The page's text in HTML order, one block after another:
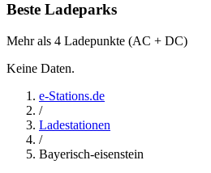
Beste Ladeparks
Mehr als 4 Ladepunkte (AC + DC)
Keine Daten.
e-Stations.de
/
Ladestationen
/
Bayerisch-eisenstein